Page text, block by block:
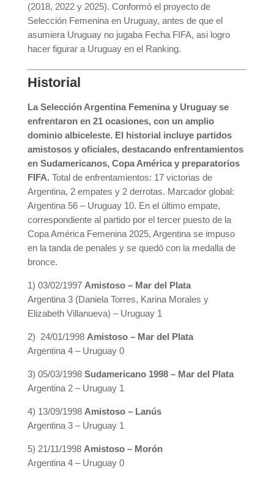
(2018, 2022 y 2025). Conformó el proyecto de
Selección Femenina en Uruguay, antes de que el
asumiera Uruguay no jugaba Fecha FIFA, asi logro
hacer figurar a Uruguay en el Ranking.
Historial
La Selección Argentina Femenina y Uruguay se
enfrentaron en 21 ocasiones, con un amplio
dominio albiceleste. El historial incluye partidos
amistosos y oficiales, destacando enfrentamientos
en Sudamericanos, Copa América y preparatorios
FIFA. Total de enfrentamientos: 17 victorias de
Argentina, 2 empates y 2 derrotas. Marcador global:
Argentina 56 – Uruguay 10. En el último empate,
correspondiente al partido por el tercer puesto de la
Copa América Femenina 2025, Argentina se impuso
en la tanda de penales y se quedó con la medalla de
bronce.
1) 03/02/1997 Amistoso – Mar del Plata
Argentina 3 (Daniela Torres, Karina Morales y
Elizabeth Villanueva) – Uruguay 1
2) 24/01/1998 Amistoso – Mar del Plata
Argentina 4 – Uruguay 0
3) 05/03/1998 Sudamericano 1998 – Mar del Plata
Argentina 2 – Uruguay 1
4) 13/09/1998 Amistoso – Lanús
Argentina 3 – Uruguay 1
5) 21/11/1998 Amistoso – Morón
Argentina 4 – Uruguay 0